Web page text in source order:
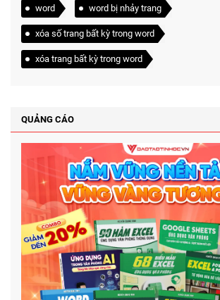
word word bị nhảy trang
xóa số trang bất kỳ trong word
xóa trang bất kỳ trong word
QUẢNG CÁO